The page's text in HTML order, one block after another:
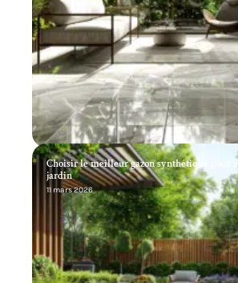
Choisir le meilleur gazon synthétique pour
jardin
11 mars 2026